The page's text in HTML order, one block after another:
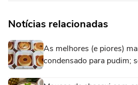
Notícias relacionadas
As melhores (e piores)
condensado para pudim;